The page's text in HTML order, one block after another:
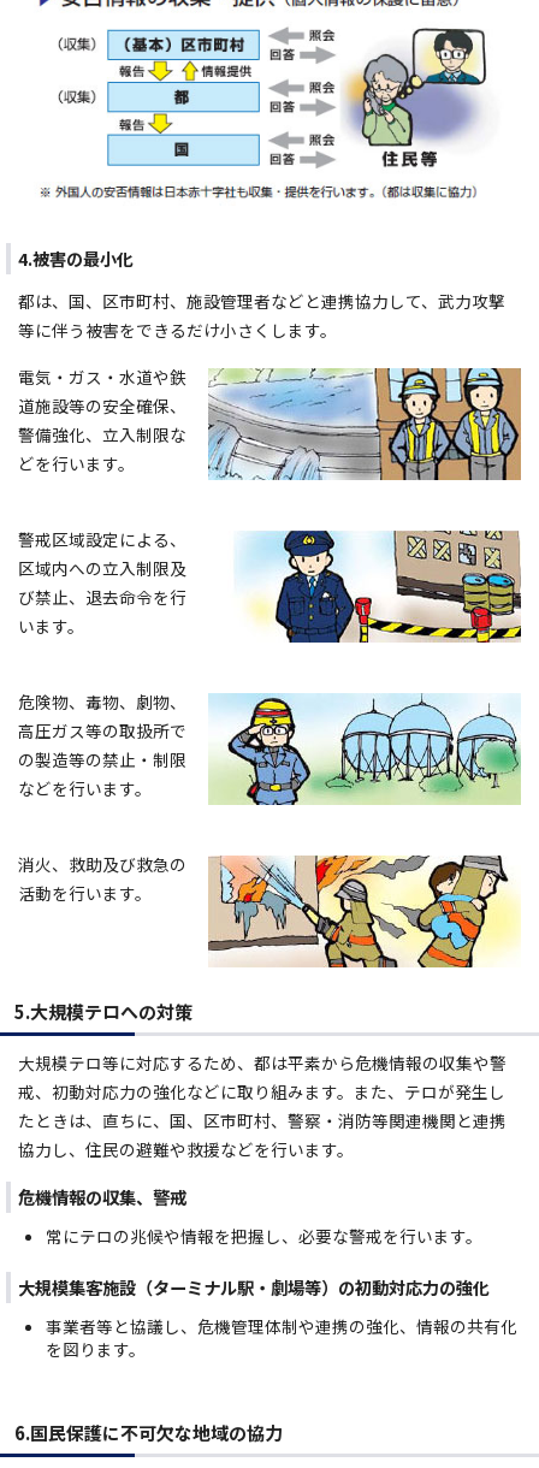
4.被害の最小化
都は、国、区市町村、施設管理者などと連携協力して、武力攻撃
等に伴う被害をできるだけ小さくします。
電気・ガス・水道や鉄
道施設等の安全確保、
警備強化、立入制限な
どを行います。
警戒区域設定による、
区域内への立入制限及
び禁止、退去命令を行
います。
危険物、毒物、劇物、
高圧ガス等の取扱所で
の製造等の禁止・制限
などを行います。
消火、救助及び救急の
活動を行います。
5.大規模テロへの対策
大規模テロ等に対応するため、都は平素から危機情報の収集や警
戒、初動対応力の強化などに取り組みます。また、テロが発生し
たときは、直ちに、国、区市町村、警察・消防等関連機関と連携
協力し、住民の避難や救援などを行います。
危機情報の収集、警戒
常にテロの兆候や情報を把握し、必要な警戒を行います。
大規模集客施設（ターミナル駅・劇場等）の初動対応力の強化
事業者等と協議し、危機管理体制や連携の強化、情報の共有化
を図ります。
6.国民保護に不可欠な地域の協力